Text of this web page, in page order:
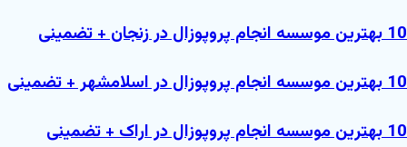
10 بهترین موسسه انجام پروپوزال در زنجان + تضمینی
10 بهترین موسسه انجام پروپوزال در اسلامشهر + تضمینی
10 بهترین موسسه انجام پروپوزال در اراک + تضمینی